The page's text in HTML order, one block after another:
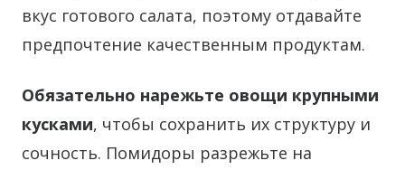
вкус готового салата, поэтому отдавайте
предпочтение качественным продуктам.
Обязательно нарежьте овощи крупными
кусками, чтобы сохранить их структуру и
сочность. Помидоры разрежьте на